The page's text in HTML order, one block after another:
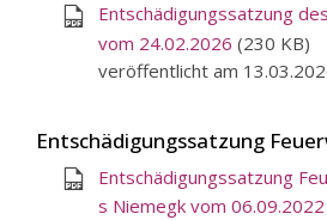
Entschädigungssatzung
vom 24.02.2026 (230 KB)
veröffentlicht am
Entschädigungssatzung
Entschädigungssatzung
s Niemegk vom 06.09.2022